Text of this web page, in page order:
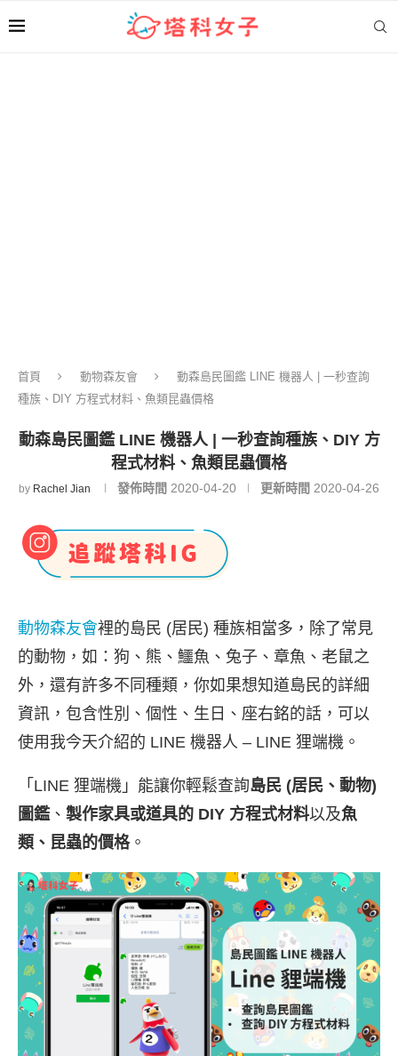
首頁 動物森友會
動森島民圖鑑 LINE 機器人 | 一秒查詢
種族、DIY 方程式材料、魚類昆蟲價格
動森島民圖鑑 LINE 機器人 | 一秒查詢種族、DIY 方
程式材料、魚類昆蟲價格
by Rachel Jian 發佈時間 2020-04-20 更新時間 2020-04-26
動物森友會裡的島民 (居民) 種族相當多，除了常見
的動物，如：狗、熊、鱷魚、兔子、章魚、老鼠之
外，還有許多不同種類，你如果想知道島民的詳細
資訊，包含性別、個性、生日、座右銘的話，可以
使用我今天介紹的 LINE 機器人 – LINE 狸端機。
「LINE 狸端機」能讓你輕鬆查詢島民 (居民、動物)
圖鑑 、 製作家具或道具的 DIY 方程式材料以及魚
類、昆蟲的價格。